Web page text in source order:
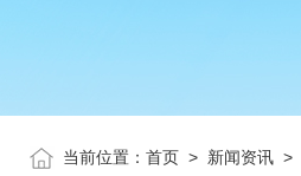
当前位置： 首页 > 新闻资讯 >